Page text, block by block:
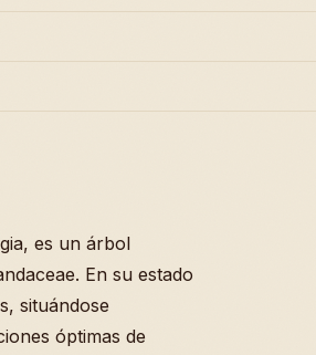
es un árbol
En su estado
situándose
óptimas de